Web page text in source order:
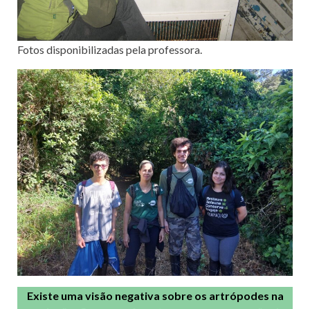
Fotos disponibilizadas pela professora.
Existe uma visão negativa sobre os artrópodes na